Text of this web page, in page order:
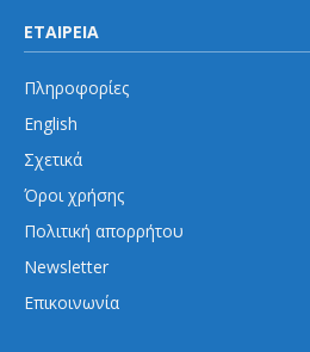
ΕΤΑΙΡΕΙΑ
Πληροφορίες
English
Σχετικά
Όροι χρήσης
Πολιτική απορρήτου
Newsletter
Επικοινωνία